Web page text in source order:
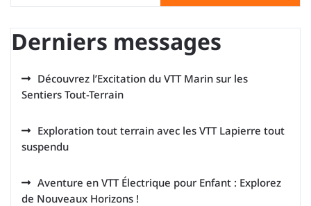
Derniers messages
Découvrez l’Excitation du VTT Marin sur les
Sentiers Tout-Terrain
Exploration tout terrain avec les VTT Lapierre tout
suspendu
Aventure en VTT Électrique pour Enfant : Explorez
de Nouveaux Horizons !